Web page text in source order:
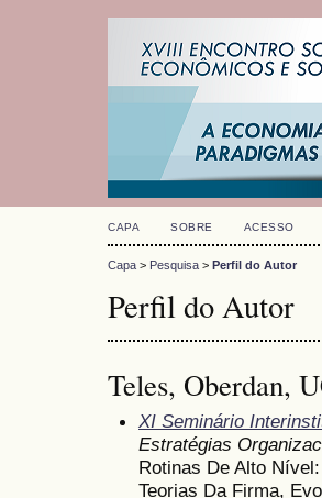
CAPA SOBRE ACESSO
Capa > Pesquisa > Perfil do Autor
Perfil do Autor
Teles, Oberdan,
XI Seminário
Estratégias
Rotinas De Alto
Teorias Da Firma,